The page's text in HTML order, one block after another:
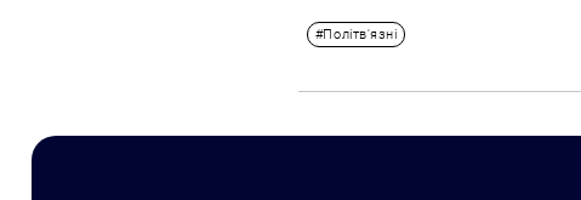
#Політв'язні